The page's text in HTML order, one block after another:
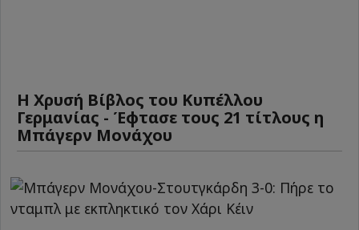
Η Χρυσή Βίβλος του Κυπέλλου
Γερμανίας - Έφτασε τους 21 τίτλους η
Μπάγερν Μονάχου